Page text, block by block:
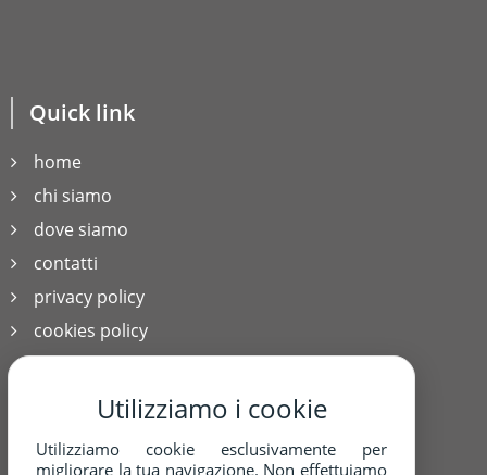
3425081234
SCRIVICI
Quick link
home
chi siamo
dove siamo
contatti
privacy policy
cookies policy
Utilizziamo i cookie
Utilizziamo cookie esclusivamente per
migliorare la tua navigazione. Non effettuiamo